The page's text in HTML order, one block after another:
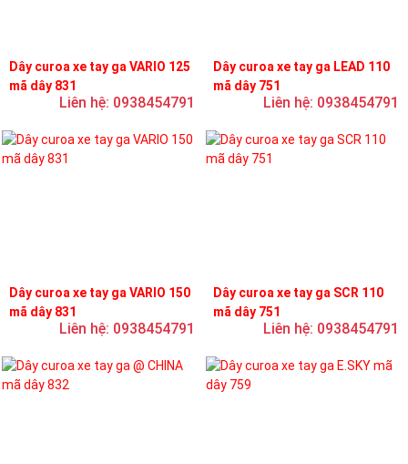
Dây curoa xe tay ga VARIO 125
mã dây 831
Liên hệ: 0938454791
Dây curoa xe tay ga LEAD 110
mã dây 751
Liên hệ: 0938454791
Dây curoa xe tay ga VARIO 150
mã dây 831
Liên hệ: 0938454791
Dây curoa xe tay ga SCR 110
mã dây 751
Liên hệ: 0938454791